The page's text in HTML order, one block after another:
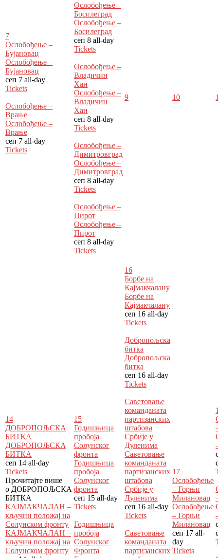
7
Ослобођење –
Бујановац
Ослобођење –
Бујановац
сеп 7 all-day
Tickets
Ослобођење –
Врање
Ослобођење –
Врање
сеп 7 all-day
Tickets
Ослобођење –
Босилеград
Ослобођење –
Босилеград
сеп 8 all-day
Tickets
Ослобођење –
Владичин
Хан
Ослобођење –
Владичин
Хан
сеп 8 all-day
Tickets
Ослобођење –
Димитровград
Ослобођење –
Димитровград
сеп 8 all-day
Tickets
Ослобођење –
Пирот
Ослобођење –
Пирот
сеп 8 all-day
Tickets
9 10
14
ДОБРОПОЉСКА
БИТКА
ДОБРОПОЉСКА
БИТКА
сеп 14 all-day
Tickets
Прочитајте више
о ДОБРОПОЉСКА
БИТКА
КАЈМАКЧАЛАН –
кључни положај на
Солунском фронту
КАЈМАКЧАЛАН –
кључни положај на
Солунском фронту
15
Годишњица
пробоја
Солунског
фронта
Годишњица
пробоја
Солунског
фронта
сеп 15 all-day
Tickets
Годишњица
пробоја
Солунског
Фронта
16
Борбе на
Кајмакчалану
Борбе на
Кајмакчалану
сеп 16 all-day
Tickets
Добропољска
битка
Добропољска
битка
сеп 16 all-day
Tickets
Саветовање
команданата
партизанских
штабова
Србије у
Дуленима
Саветовање
команданата
партизанских
штабова
Србије у
Дуленима
сеп 16 all-day
Tickets
Саветовање
команданата
партизанских
17
Ослобођење
– Горњи
Милановац
Ослобођење
– Горњи
Милановац
сеп 17 all-
day
Tickets